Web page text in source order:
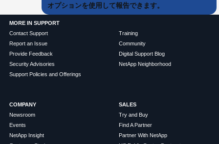
オプションを使用して報告できます。
MORE IN SUPPORT
Contact Support
Report an Issue
Provide Feedback
Security Advisories
Support Policies and Offerings
Training
Community
Digital Support Blog
NetApp Neighborhood
COMPANY
Newsroom
Events
NetApp Insight
SALES
Try and Buy
Find A Partner
Partner With NetApp